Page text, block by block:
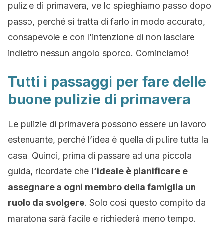
pulizie di primavera, ve lo spieghiamo passo dopo
passo, perché si tratta di farlo in modo accurato,
consapevole e con l’intenzione di non lasciare
indietro nessun angolo sporco. Cominciamo!
Tutti i passaggi per fare delle
buone pulizie di primavera
Le pulizie di primavera possono essere un lavoro
estenuante, perché l’idea è quella di pulire tutta la
casa. Quindi, prima di passare ad una piccola
guida, ricordate che l’ideale è pianificare e
assegnare a ogni membro della famiglia un
ruolo da svolgere. Solo così questo compito da
maratona sarà facile e richiederà meno tempo.